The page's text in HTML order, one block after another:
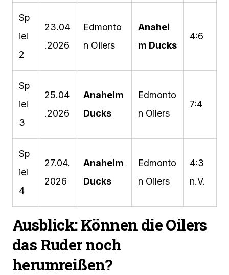
Sp
iel
2
23.04
.2026
Edmonto
n Oilers
Anahei
m Ducks
4:6
Sp
iel
3
25.04
.2026
Anaheim
Ducks
Edmonto
n Oilers
7:4
Sp
iel
4
27.04.
2026
Anaheim
Ducks
Edmonto
n Oilers
4:3
n.V.
Ausblick: Können die Oilers
das Ruder noch
herumreißen?